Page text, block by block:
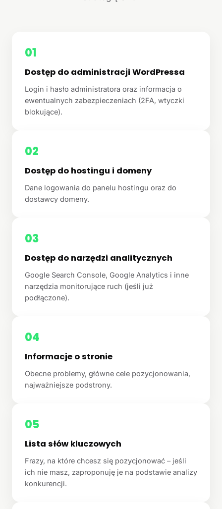
01
Dostęp do administracji WordPressa
Login i hasło administratora oraz informacja o
ewentualnych zabezpieczeniach (2FA, wtyczki
blokujące).
02
Dostęp do hostingu i domeny
Dane logowania do panelu hostingu oraz do
dostawcy domeny.
03
Dostęp do narzędzi analitycznych
Google Search Console, Google Analytics i inne
narzędzia monitorujące ruch (jeśli już
podłączone).
04
Informacje o stronie
Obecne problemy, główne cele pozycjonowania,
najważniejsze podstrony.
05
Lista słów kluczowych
Frazy, na które chcesz się pozycjonować – jeśli
ich nie masz, zaproponuję je na podstawie analizy
konkurencji.